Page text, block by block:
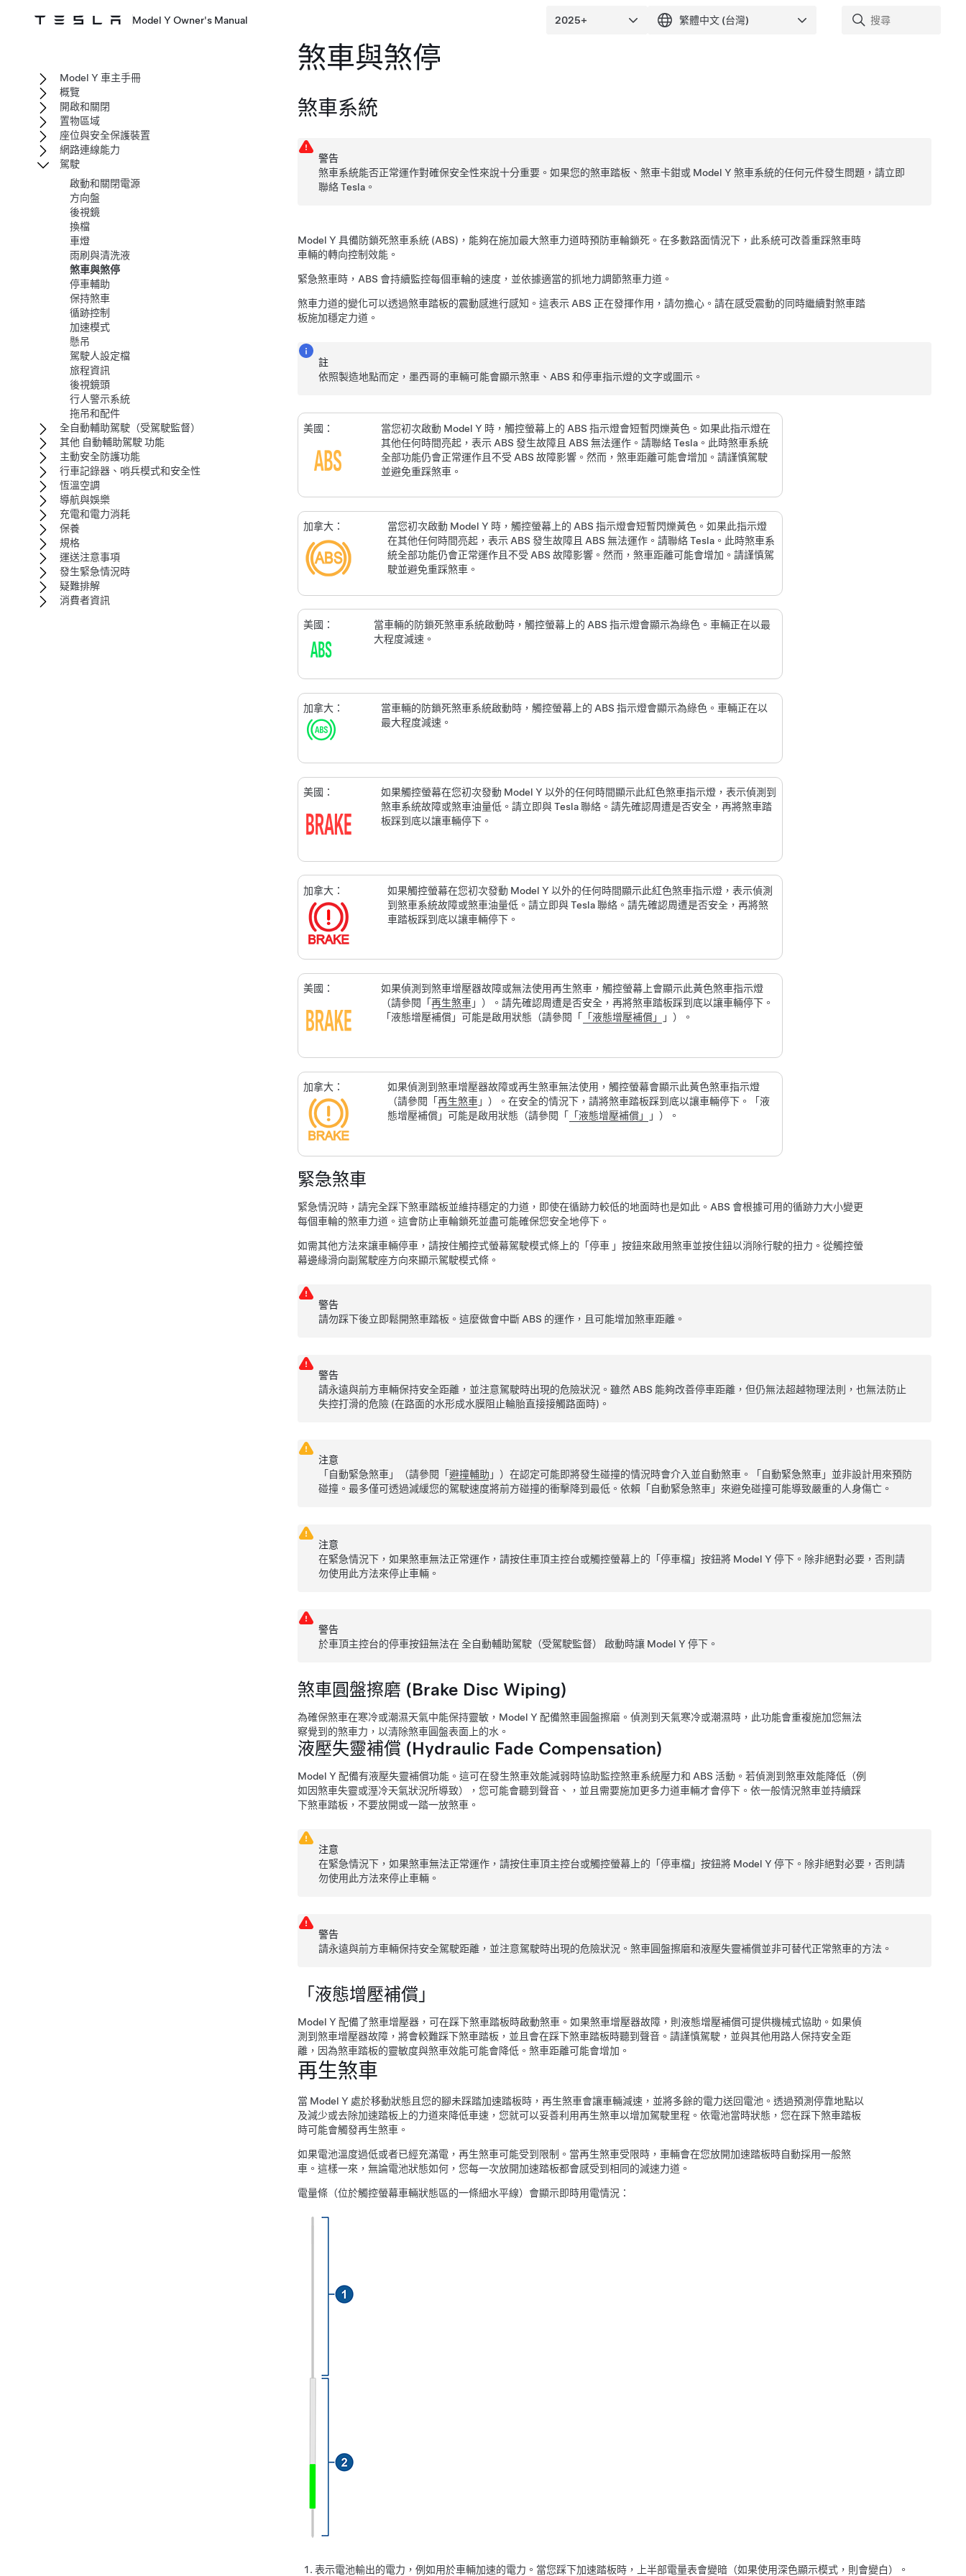
Model Y Owner's Manual
煞車與煞停
煞車系統
警告
煞車系統能否正常運作對確保安全性來說十分重要。如果您的煞車踏板、煞車卡鉗或 Model Y 煞車系統的任何元件發生問題，請立即
聯絡 Tesla。
Model Y 具備防鎖死煞車系統 (ABS)，能夠在施加最大煞車力道時預防車輪鎖死。在多數路面情況下，此系統可改善重踩煞車時
車輛的轉向控制效能。
緊急煞車時，ABS 會持續監控每個車輪的速度，並依據適當的抓地力調節煞車力道。
煞車力道的變化可以透過煞車踏板的震動感進行感知。這表示 ABS 正在發揮作用，請勿擔心。請在感受震動的同時繼續對煞車踏
板施加穩定力道。
註
依照製造地點而定，墨西哥的車輛可能會顯示煞車、ABS 和停車指示燈的文字或圖示。
美國： 當您初次啟動 Model Y 時， 觸控螢幕上的 ABS 指示燈會短暫閃爍黃色。如果此指示燈在
其他任何時間亮起，表示 ABS 發生故障且 ABS 無法運作。請聯絡 Tesla。此時煞車系統
全部功能仍會正常運作且不受 ABS 故障影響。然而，煞車距離可能會增加。請謹慎駕駛
並避免重踩煞車。
加拿大： 當您初次啟動 Model Y 時，觸控螢幕 上的 ABS 指示燈會短暫閃爍黃色。如果此指示燈
在其他任何時間亮起，表示 ABS 發生故障且 ABS 無法運作。請聯絡 Tesla。此時煞車系
統全部功能仍會正常運作且不受 ABS 故障影響。然而，煞車距離可能會增加。請謹慎駕
駛並避免重踩煞車。
美國：
當車輛的防鎖死煞車系統啟動時，觸控螢幕上的 ABS 指示燈會顯示為綠色。車輛正在以最
大程度減速。
加拿大：
當車輛的防鎖死煞車系統啟動時，觸控螢幕上的 ABS 指示燈會顯示為綠色。車輛正在以
最大程度減速。
美國： 如果觸控螢幕在您初次發動 Model Y 以外的任何時間顯示此紅色煞車指示燈，表示偵測到
煞車系統故障或煞車油量低。請立即與 Tesla 聯絡。請先確認周遭是否安全，再將煞車踏
板踩到底以讓車輛停下。
加拿大： 如果觸控螢幕在您初次發動 Model Y 以外的任何時間顯示此紅色煞車指示燈，表示偵測
到煞車系統故障或煞車油量低。請立即與 Tesla 聯絡。請先確認周遭是否安全，再將煞
車踏板踩到底以讓車輛停下。
美國： 如果偵測到煞車增壓器故障或無法使用再生煞車， 觸控螢幕上會顯示此黃色煞車指示燈
（請參閱「再生煞車」）。請先確認周遭是否安全，再將煞車踏板踩到底以讓車輛停下。
「液態增壓補償」可能是啟用狀態（請參閱「
「液態增壓補償」 」）。
加拿大： 如果偵測到煞車增壓器故障或再生煞車無法使用，觸控螢幕會顯示此黃色煞車指示燈
（請參閱「再生煞車 」）。在安全的情況下，請將煞車踏板踩到底以讓車輛停下。「液
態增壓補償」可能是啟用狀態（請參閱「
「液態增壓補償」 」）。
緊急煞車
緊急情況時，請完全踩下煞車踏板並維持穩定的力道，即使在循跡力較低的地面時也是如此。ABS 會根據可用的循跡力大小變更
每個車輪的煞車力道。這會防止車輪鎖死並盡可能確保您安全地停下。
如需其他方法來讓車輛停車，請按住觸控式螢幕駕駛模式條上的「停車 」按鈕來啟用煞車並按住鈕以消除行駛的扭力。從觸控螢
幕邊緣滑向副駕駛座方向來顯示駕駛模式條。
警告
請勿踩下後立即鬆開煞車踏板。這麼做會中斷 ABS 的運作，且可能增加煞車距離。
警告
請永遠與前方車輛保持安全距離，並注意駕駛時出現的危險狀況。雖然 ABS 能夠改善停車距離，但仍無法超越物理法則，也無法防止
失控打滑的危險 (在路面的水形成水膜阻止輪胎直接接觸路面時)。
注意
「自動緊急煞車」（請參閱「避撞輔助 」）在認定可能即將發生碰撞的情況時會介入並自動煞車。「自動緊急煞車」並非設計用來預防
碰撞。最多僅可透過減緩您的駕駛速度將前方碰撞的衝擊降到最低。依賴「自動緊急煞車」來避免碰撞可能導致嚴重的人身傷亡。
注意
在緊急情況下，如果煞車無法正常運作，請按住車頂主控台或觸控螢幕上的「停車檔」按鈕將 Model Y 停下。除非絕對必要，否則請
勿使用此方法來停止車輛。
警告
於車頂主控台的停車按鈕無法在全自動輔助駕駛（受駕駛監督） 啟動時讓 Model Y 停下。
煞車圓盤擦磨 (Brake Disc Wiping)
為確保煞車在寒冷或潮濕天氣中能保持靈敏， Model Y 配備煞車圓盤擦磨。偵測到天氣寒冷或潮濕時，此功能會重複施加您無法
察覺到的煞車力，以清除煞車圓盤表面上的水。
液壓失靈補償 (Hydraulic Fade Compensation)
Model Y 配備有液壓失靈補償功能。這可在發生煞車效能減弱時協助監控煞車系統壓力和 ABS 活動。若偵測到煞車效能降低（例
如因煞車失靈或溼冷天氣狀況所導致），您可能會聽到聲音、，並且需要施加更多力道車輛才會停下。依一般情況煞車並持續踩
下煞車踏板，不要放開或一踏一放煞車。
注意
在緊急情況下，如果煞車無法正常運作，請按住車頂主控台或觸控螢幕上的「停車檔」按鈕將 Model Y 停下。除非絕對必要，否則請
勿使用此方法來停止車輛。
警告
請永遠與前方車輛保持安全駕駛距離，並注意駕駛時出現的危險狀況。煞車圓盤擦磨和液壓失靈補償並非可替代正常煞車的方法。
「液態增壓補償」
Model Y 配備了煞車增壓器，可在踩下煞車踏板時啟動煞車。如果煞車增壓器故障，則液態增壓補償可提供機械式協助。如果偵
測到煞車增壓器故障，將會較難踩下煞車踏板，並且會在踩下煞車踏板時聽到聲音。請謹慎駕駛，並與其他用路人保持安全距
離，因為煞車踏板的靈敏度與煞車效能可能會降低。煞車距離可能會增加。
再生煞車
當 Model Y 處於移動狀態且您的腳未踩踏加速踏板時，再生煞車會讓車輛減速，並將多餘的電力送回電池。透過預測停靠地點以
及減少或去除加速踏板上的力道來降低車速，您就可以妥善利用再生煞車以增加駕駛里程。 依電池當時狀態，您在踩下煞車踏板
時可能會觸發再生煞車。
如果電池溫度過低或者已經充滿電，再生煞車可能受到限制。當再生煞車受限時，車輛會在您放開加速踏板時自動採用一般煞
車。這樣一來，無論電池狀態如何，您每一次放開加速踏板都會感受到相同的減速力道。
電量條（位於觸控螢幕車輛狀態區的一條細水平線）會顯示即時用電情況：
表示電池輸出的電力，例如用於車輛加速的電力。當您踩下加速踏板時，上半部電量表會變暗（如果使用深色顯示模式，則會變白）。
Model Y 車主手冊
概覽
開啟和關閉
置物區域
座位與安全保護裝置
網路連線能力
駕駛
啟動和關閉電源
方向盤
後視鏡
換檔
車燈
雨刷與清洗液
煞車與煞停
停車輔助
保持煞車
循跡控制
加速模式
懸吊
駕駛人設定檔
旅程資訊
後視鏡頭
行人警示系統
拖吊和配件
全自動輔助駕駛（受駕駛監督）
其他 自動輔助駕駛 功能
主動安全防護功能
行車記錄器、哨兵模式和安全性
恆溫空調
導航與娛樂
充電和電力消耗
保養
規格
運送注意事項
發生緊急情況時
疑難排解
消費者資訊